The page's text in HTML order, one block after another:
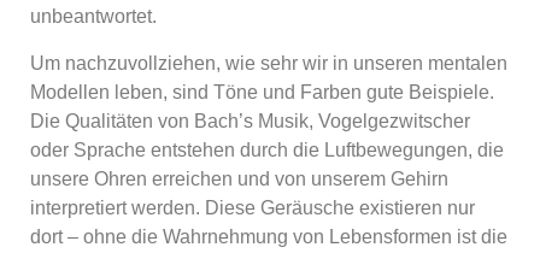
unbeantwortet.
Um nachzuvollziehen, wie sehr wir in unseren mentalen
Modellen leben, sind Töne und Farben gute Beispiele.
Die Qualitäten von Bach’s Musik, Vogelgezwitscher
oder Sprache entstehen durch die Luftbewegungen, die
unsere Ohren erreichen und von unserem Gehirn
interpretiert werden. Diese Geräusche existieren nur
dort – ohne die Wahrnehmung von Lebensformen ist die